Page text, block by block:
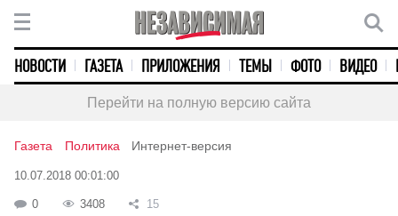
НОВОСТИ ГАЗЕТА ПРИЛОЖЕНИЯ ТЕМЫ ФОТО ВИДЕО
Перейти на полную версию сайта
Газета Политика Интернет-версия
10.07.2018 00:01:00
0 3408 15